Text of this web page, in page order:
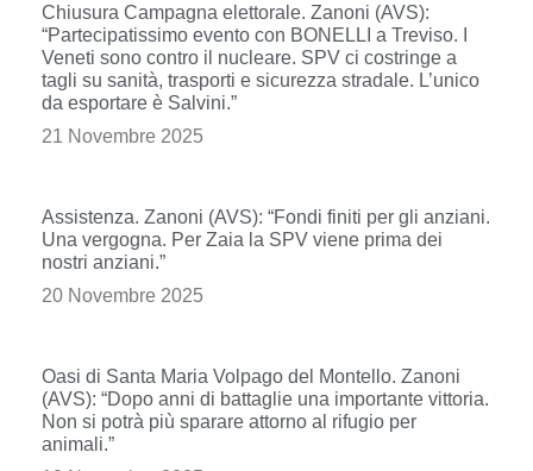
Chiusura Campagna elettorale. Zanoni (AVS):
“Partecipatissimo evento con BONELLI a Treviso. I
Veneti sono contro il nucleare. SPV ci costringe a
tagli su sanità, trasporti e sicurezza stradale. L’unico
da esportare è Salvini.”
21 Novembre 2025
Assistenza. Zanoni (AVS): “Fondi finiti per gli anziani.
Una vergogna. Per Zaia la SPV viene prima dei
nostri anziani.”
20 Novembre 2025
Oasi di Santa Maria Volpago del Montello. Zanoni
(AVS): “Dopo anni di battaglie una importante vittoria.
Non si potrà più sparare attorno al rifugio per
animali.”